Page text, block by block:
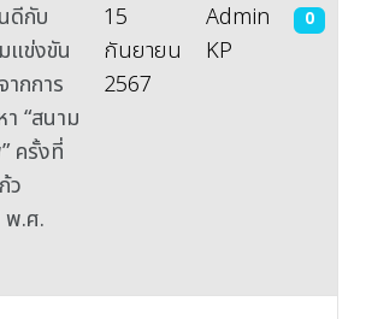
ดีกับ
แข่งขัน
ากการ
“สนาม
ครั้งที่
ว
พ.ศ.
15
กันยายน
2567
Admin
KP
0